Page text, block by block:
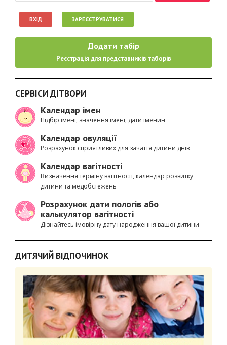
ВХІД ЗАРЕЄСТРУВАТИСЯ
Додати табір
Реєстрація для представників таборів
СЕРВІСИ ДІТВОРИ
Календар імен
Підбір імені, значення імені, дати іменин
Календар овуляції
Розрахунок сприятливих для зачаття дитини днів
Календар вагітності
Визначення терміну вагітності, календар розвитку
дитини та медобстежень
Розрахунок дати пологів або
калькулятор вагітності
Дізнайтесь імовірну дату народження вашої дитини
ДИТЯЧИЙ ВІДПОЧИНОК